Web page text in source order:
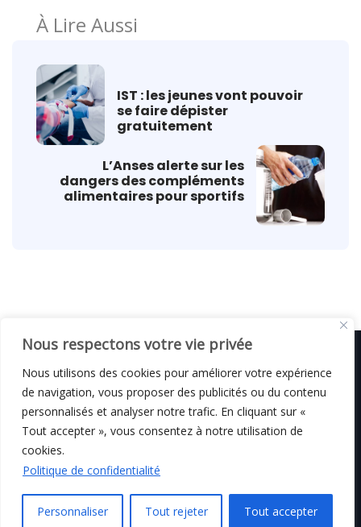
Nous respectons votre vie privée
Nous utilisons des cookies pour améliorer votre expérience
de navigation, vous proposer des publicités ou du contenu
personnalisés et analyser notre trafic. En cliquant sur «
Tout accepter », vous consentez à notre utilisation de
cookies.
Politique de confidentialité
Personnaliser Tout rejeter Tout accepter
À Lire Aussi
IST : les jeunes vont pouvoir
se faire dépister
gratuitement
L’Anses alerte sur les
dangers des compléments
alimentaires pour sportifs
© C i E M2026
Mentions légales